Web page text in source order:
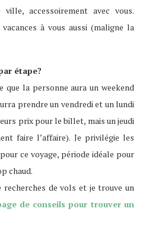
accessoirement avec vous.
à vous aussi (maligne la
étape?
que la personne aura un weekend
prendre un vendredi et un lundi
prix pour le billet, mais un jeudi
faire l’affaire). Je privilégie les
ce voyage, période idéale pour
chaud.
recherches de vols et je trouve un
de conseils pour trouver un